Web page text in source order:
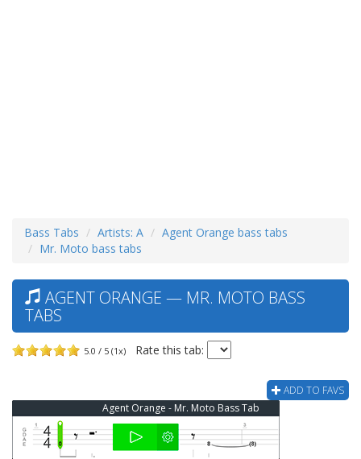
Bass Tabs Artists: A
Agent Orange bass tabs
Mr. Moto bass tabs
AGENT ORANGE — MR. MOTO BASS
TABS
5.0 / 5 (1x) Rate this tab:
ADD TO FAVS
Agent Orange - Mr. Moto Bass Tab